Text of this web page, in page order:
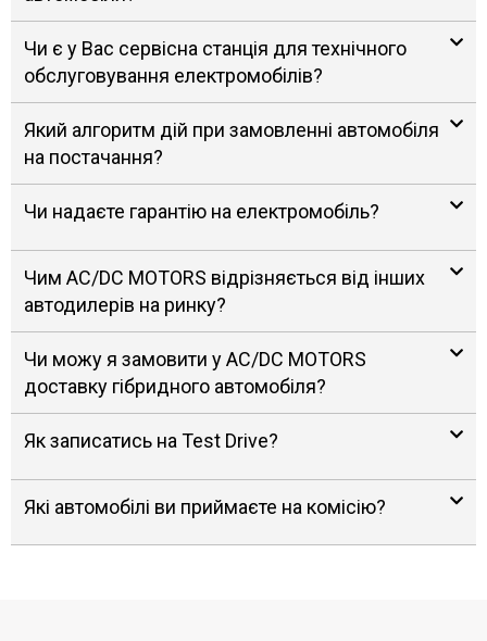
Чи є у Вас сервісна станція для технічного
обслуговування електромобілів?
Який алгоритм дій при замовленні автомобіля
на постачання?
Чи надаєте гарантію на електромобіль?
Чим AC/DC MOTORS відрізняється від інших
автодилерів на ринку?
Чи можу я замовити у AC/DC MOTORS
доставку гібридного автомобіля?
Як записатись на Test Drive?
Які автомобілі ви приймаєте на комісію?